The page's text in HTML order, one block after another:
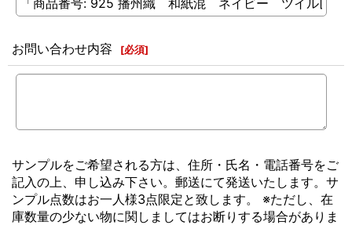
お問い合わせ内容 [必須]
サンプルをご希望される方は、住所・氏名・電話番号をご
記入の上、申し込み下さい。郵送にて発送いたします。サ
ンプル点数はお一人様3点限定と致します。 ※ただし、在
庫数量の少ない物に関しましてはお断りする場合がありま